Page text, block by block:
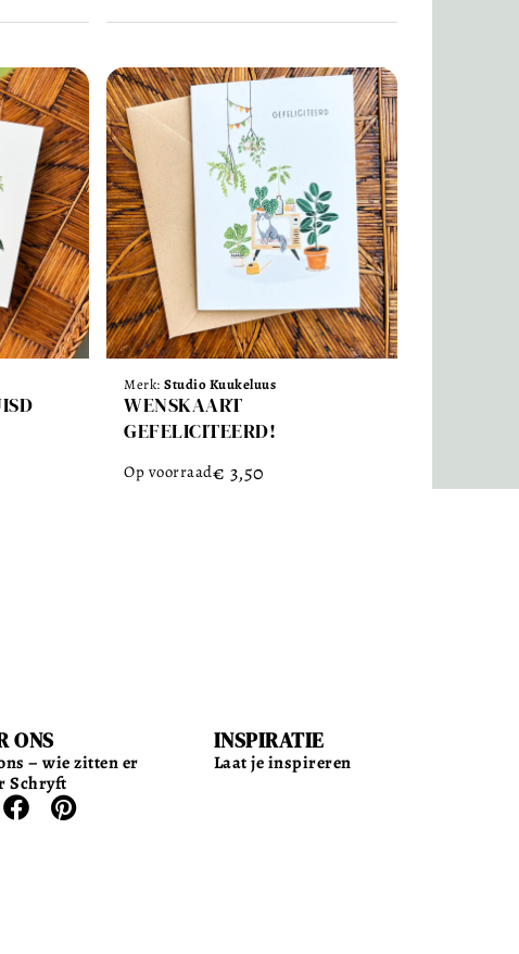
Merk: Studio Kuukeluus
WENSKAART
GEFELICITEERD!
Op voorraad€ 3,50
ONS
– wie zitten er
Schryft
INSPIRATIE
Laat je inspireren